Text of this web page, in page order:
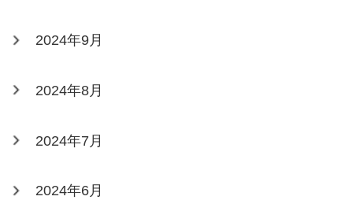
2024年9月
2024年8月
2024年7月
2024年6月